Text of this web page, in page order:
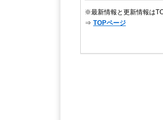
※最新情報と更新情報は
⇒ TOPページ